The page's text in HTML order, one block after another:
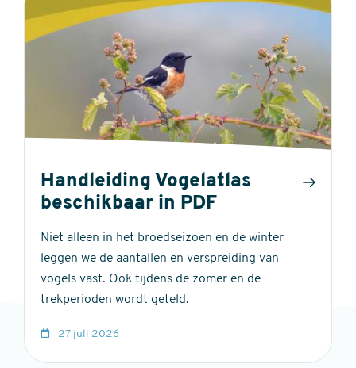
Handleiding Vogelatlas
beschikbaar in PDF
Niet alleen in het broedseizoen en de winter
leggen we de aantallen en verspreiding van
vogels vast. Ook tijdens de zomer en de
trekperioden wordt geteld.
27 juli 2026